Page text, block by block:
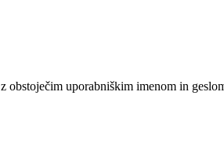
uporabniškim imenom in